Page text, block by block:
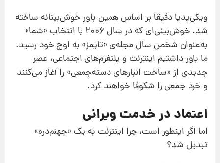
ویکی‌پدیا دقیقا بر اساس همین باور خوش‌بینانه ساخته
شد. خوش‌بینی‌ای که در سال ۲۰۰۶ با انتخاب «شما»
به‌عنوان شخص سال مجله‌ی «تایمز» به اوج خود رسید.
ما باور داشتیم اینترنت و پلتفرم‌های اجتماعی، عصر
جدیدی از «ساخت انبارهای دسته‌جمعی» را آغاز می‌کنند
و خرد جمعی را شکوفا خواهند کرد.
اعتماد در خدمت ویرانی
اما اگر اینطور است، چرا اینترنت به یک «جهنم‌دره»
تبدیل شد؟